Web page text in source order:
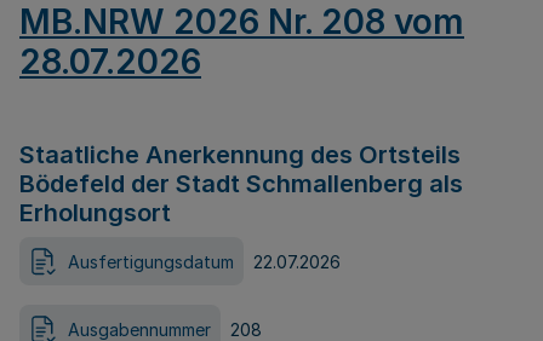
MB.NRW 2026 Nr. 208 vom
28.07.2026
Staatliche Anerkennung des Ortsteils
Bödefeld der Stadt Schmallenberg als
Erholungsort
Ausfertigungsdatum 22.07.2026
Ausgabennummer 208